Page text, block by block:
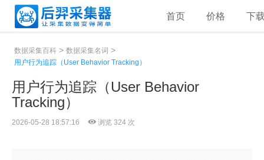
首页 价格 下
数据采集百科 > 数据采集名词 >
用户行为追踪（User Behavior Tracking）
用户行为追踪（User Behavior
Tracking）
2026-05-28 18:57:16 浏览 324 次